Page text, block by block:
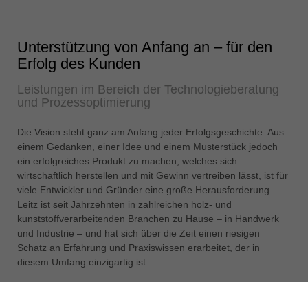
english
türkçe
english
Việt Nam
tiếng việt
中国
中文
ประเทศไทย
ไทย
Unterstützung von Anfang an – für den
Erfolg des Kunden
Leistungen im Bereich der Technologieberatung
und Prozessoptimierung
Die Vision steht ganz am Anfang jeder Erfolgsgeschichte. Aus
einem Gedanken, einer Idee und einem Musterstück jedoch
ein erfolgreiches Produkt zu machen, welches sich
wirtschaftlich herstellen und mit Gewinn vertreiben lässt, ist für
viele Entwickler und Gründer eine große Herausforderung.
Leitz ist seit Jahrzehnten in zahlreichen holz- und
kunststoffverarbeitenden Branchen zu Hause – in Handwerk
und Industrie – und hat sich über die Zeit einen riesigen
Schatz an Erfahrung und Praxiswissen erarbeitet, der in
diesem Umfang einzigartig ist.